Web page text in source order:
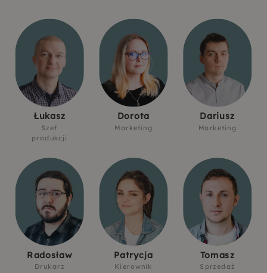
Łukasz
Szef
produkcji
Dorota
Marketing
Dariusz
Marketing
Radosław
Drukarz
Patrycja
Kierownik
Tomasz
Sprzedaż